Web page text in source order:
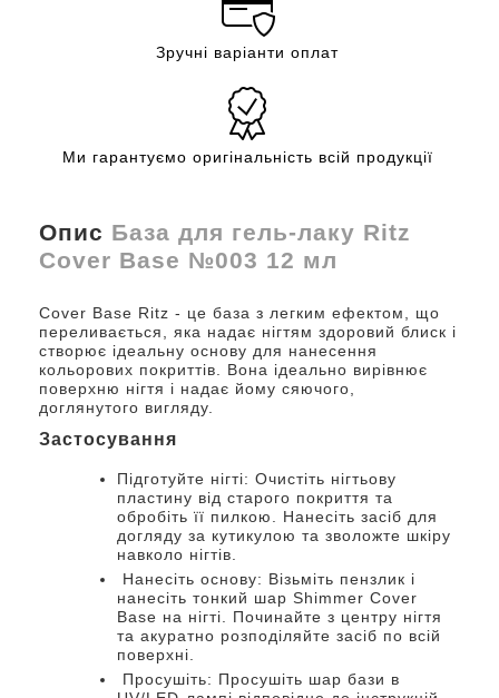
Зручні варіанти оплат
Ми гарантуємо оригінальність всій продукції
Опис База для гель-лаку Ritz
Cover Base №003 12 мл
Cover Base Ritz - це база з легким ефектом, що
переливається, яка надає нігтям здоровий блиск і
створює ідеальну основу для нанесення
кольорових покриттів. Вона ідеально вирівнює
поверхню нігтя і надає йому сяючого,
доглянутого вигляду.
Застосування
Підготуйте нігті: Очистіть нігтьову
пластину від старого покриття та
обробіть її пилкою. Нанесіть засіб для
догляду за кутикулою та зволожте шкіру
навколо нігтів.
Нанесіть основу: Візьміть пензлик і
нанесіть тонкий шар Shimmer Cover
Base на нігті. Починайте з центру нігтя
та акуратно розподіляйте засіб по всій
поверхні.
Просушіть: Просушіть шар бази в